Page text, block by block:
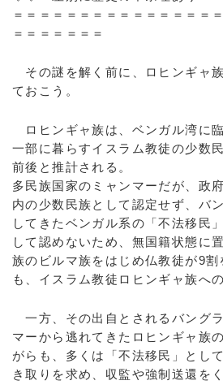
＝＝＝＝＝＝＝＝＝＝＝＝＝＝＝
＝＝＝＝＝＝＝
その謎を解く前に、ロヒンギャ
ておこう。
ロヒンギャ族は、ベンガル湾に
一部に暮らすイスラム教徒の少数
前後と推計される。
多民族国家のミャンマーだが、政
内の少数民族として認定せず、バ
してきたベンガル系の「不法移民
して認めないため、無国籍状態に
族のビルマ族をはじめ仏教徒が9割
も、イスラム教徒ロヒンギャ族へ
一方、その出自とされるバング
マーから逃れてきたロヒンギャ族
がらも、多くは「不法移民」とし
き取りを求め、収監や強制送還を